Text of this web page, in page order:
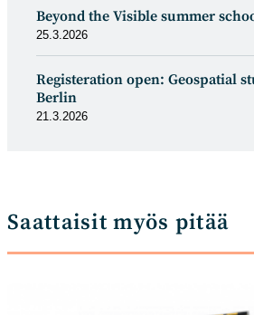
Beyond the Visible summer
25.3.2026
Registeration open: Geospatial
Berlin
21.3.2026
Saattaisit myös pitää